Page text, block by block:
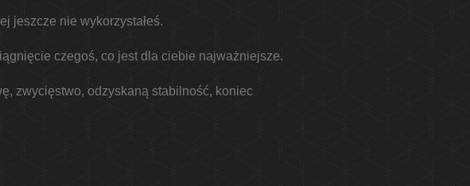
jeszcze nie wykorzystałeś.
czegoś, co jest dla ciebie najważniejsze.
zwycięstwo, odzyskaną stabilność, koniec